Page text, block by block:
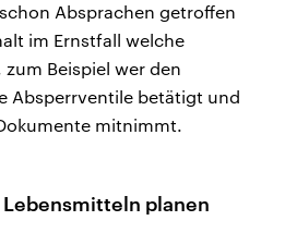
Absprachen getroffen
im Ernstfall welche
Beispiel wer den
Absperrventile betätigt und
mitnimmt.
planen